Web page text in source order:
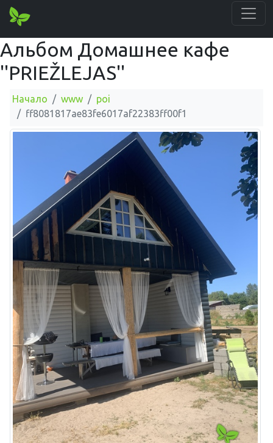
Альбом Домашнее кафе
''PRIEŽLEJAS''
Начало www
poi
ff8081817ae83fe6017af22383ff00f1